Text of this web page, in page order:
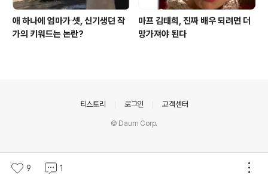
애 하나에 엄마가 셋, 신기생뎐 작
가의 키워드는 논란?
마프 김태희, 진짜 배우 되려면 더
망가져야 된다
9 1
티스토리 로그인 고객센터
© Daum Corp.